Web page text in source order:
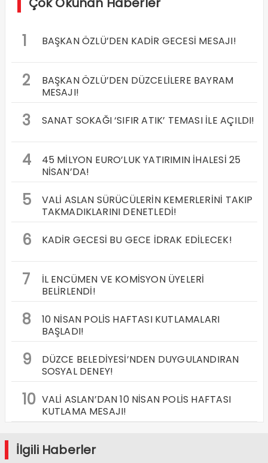
VALİ MAKAS YAZ KURAN
ZİYARET ETTİ!
ZİYARETİ!
VALİ MAKAS: 23 NİSAN
BENZERİ YOK!
ANIT ESER İÇİN İLK KAZMA
BİZİ TAKİP EDİN
© Düzce Ahali - webadasi.com